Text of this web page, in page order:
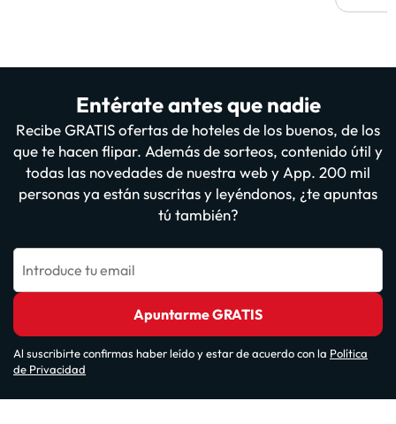
Entérate antes que nadie
Recibe GRATIS ofertas de hoteles de los buenos, de los
que te hacen flipar. Además de sorteos, contenido útil y
todas las novedades de nuestra web y App. 200 mil
personas ya están suscritas y leyéndonos, ¿te apuntas
tú también?
Introduce tu email
Apuntarme GRATIS
Al suscribirte confirmas haber leído y estar de acuerdo con la Política
de Privacidad